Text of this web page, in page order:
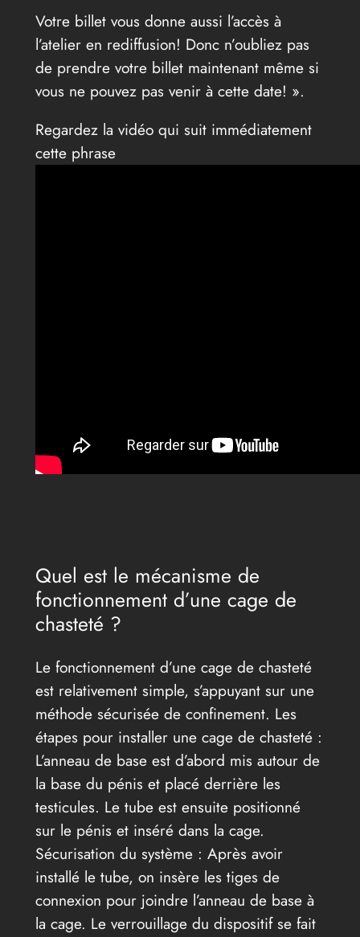
Votre billet vous donne aussi l’accès à
l’atelier en rediffusion! Donc n’oubliez pas
de prendre votre billet maintenant même si
vous ne pouvez pas venir à cette date! ».
Regardez la vidéo qui suit immédiatement
cette phrase
Quel est le mécanisme de
fonctionnement d’une cage de
chasteté ?
Le fonctionnement d’une cage de chasteté
est relativement simple, s’appuyant sur une
méthode sécurisée de confinement. Les
étapes pour installer une cage de chasteté :
L’anneau de base est d’abord mis autour de
la base du pénis et placé derrière les
testicules. Le tube est ensuite positionné
sur le pénis et inséré dans la cage.
Sécurisation du système : Après avoir
installé le tube, on insère les tiges de
connexion pour joindre l’anneau de base à
la cage. Le verrouillage du dispositif se fait